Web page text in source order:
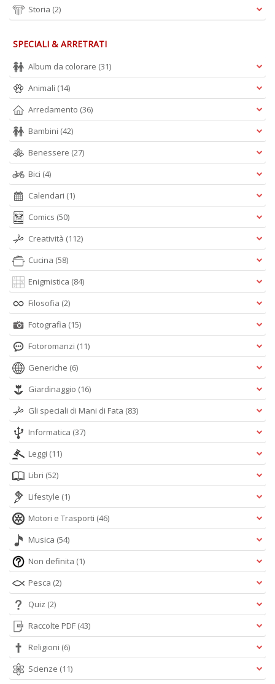
Storia (2)
SPECIALI & ARRETRATI
Album da colorare (31)
Animali (14)
Arredamento (36)
Bambini (42)
Benessere (27)
Bici (4)
Calendari (1)
Comics (50)
Creatività (112)
Cucina (58)
Enigmistica (84)
Filosofia (2)
Fotografia (15)
Fotoromanzi (11)
Generiche (6)
Giardinaggio (16)
Gli speciali di Mani di Fata (83)
Informatica (37)
Leggi (11)
Libri (52)
Lifestyle (1)
Motori e Trasporti (46)
Musica (54)
Non definita (1)
Pesca (2)
Quiz (2)
Raccolte PDF (43)
Religioni (6)
Scienze (11)